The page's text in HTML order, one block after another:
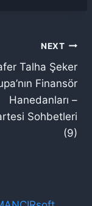
NEXT
Talha Şeker
Finansör
Hanedanları –
Sohbetleri
(9)